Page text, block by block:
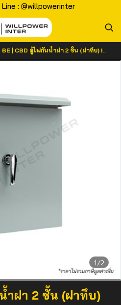
: @willpowerinter
BE | CBD ตู้ไฟกันน้ำฝา 2 ชั้น (ฝาทึบ) IP54 เหล็กหนา 1.0 mm.
1/2
ำฝา 2 ชั้น (ฝาทึบ)